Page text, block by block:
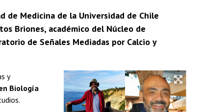
de Medicina de la Universidad de Chile
Briones, académico del Núcleo de
de Señales Mediadas por Calcio y
y
Biología